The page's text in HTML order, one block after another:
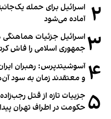
۲ اسرائیل برای حمله
آماده می‌شود
۳ اسرائیل جزئیات هماهنگی
جمهوری اسلامی را فاش
۴ آسوشیتدپرس: رهبران
و معتقدند زمان به سود
۵ جزییات تازه از قتل
حکومت در اطراف تهران